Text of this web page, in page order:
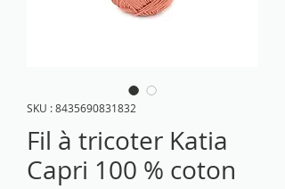
SKU : 8435690831832
Fil à tricoter Katia
Capri 100 % coton